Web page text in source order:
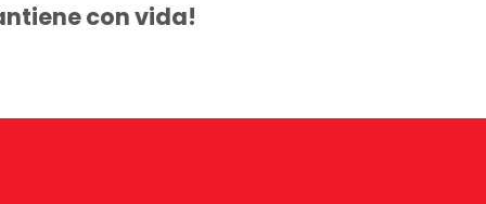
con vida!